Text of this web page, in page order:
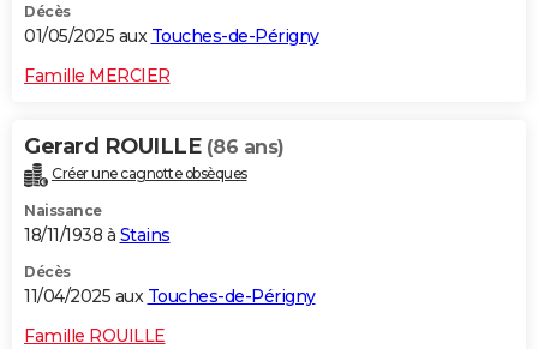
Décès
01/05/2025 aux Touches-de-Périgny
Famille MERCIER
Gerard ROUILLE (86 ans)
Créer une cagnotte obsèques
Naissance
18/11/1938 à Stains
Décès
11/04/2025 aux Touches-de-Périgny
Famille ROUILLE